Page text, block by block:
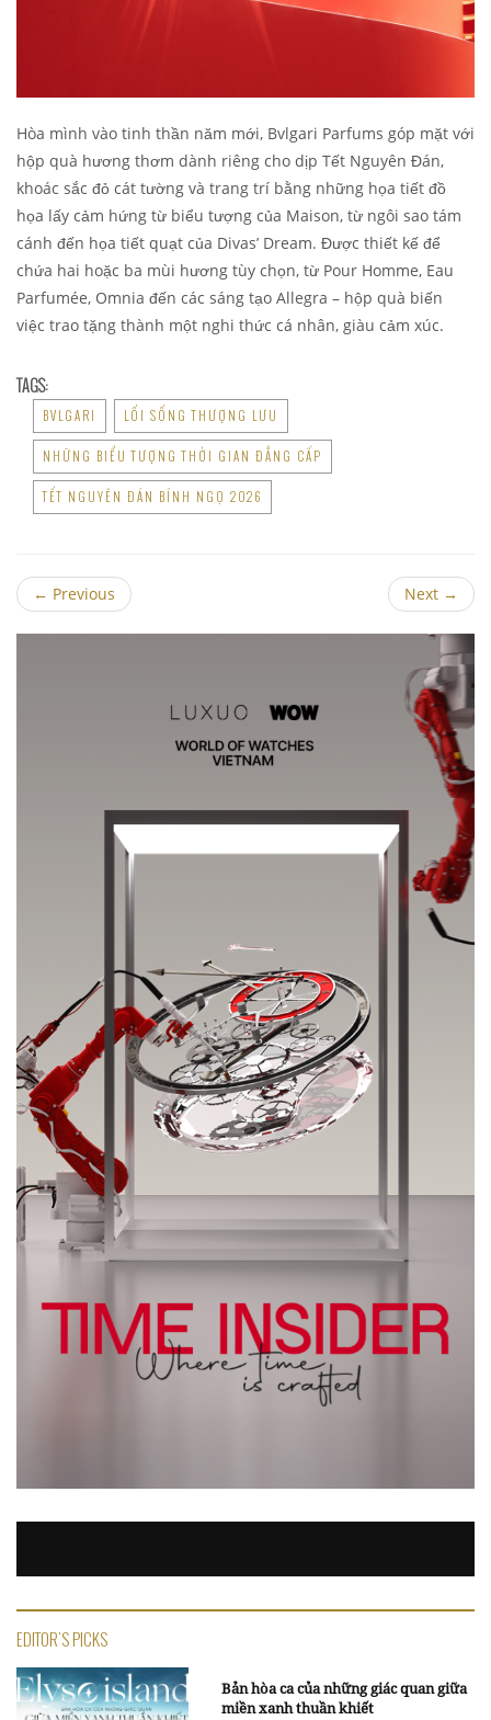
Hòa mình vào tinh thần năm mới, Bvlgari Parfums góp mặt với
hộp quà hương thơm dành riêng cho dịp Tết Nguyên Đán,
khoác sắc đỏ cát tường và trang trí bằng những họa tiết đồ
họa lấy cảm hứng từ biểu tượng của Maison, từ ngôi sao tám
cánh đến họa tiết quạt của Divas’ Dream. Được thiết kế để
chứa hai hoặc ba mùi hương tùy chọn, từ Pour Homme, Eau
Parfumée, Omnia đến các sáng tạo Allegra – hộp quà biến
việc trao tặng thành một nghi thức cá nhân, giàu cảm xúc.
TAGS:
BVLGARI LỐI SỐNG THƯỢNG LƯU
NHỮNG BIỂU TƯỢNG THỜI GIAN ĐẲNG CẤP
TẾT NGUYÊN ĐÁN BÍNH NGỌ 2026
← Previous Next →
EDITOR'S PICKS
Bản hòa ca của những giác quan giữa
miền xanh thuần khiết